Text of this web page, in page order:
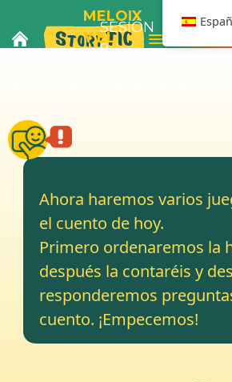
MELOIX
Y EL
SESIÓN
9
Ahora haremos varios
el cuento de hoy.
Primero ordenaremos la
después la contaréis y
responderemos
cuento. ¡Empecemos!